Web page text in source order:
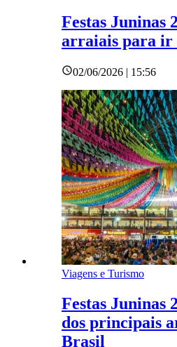
Festas Juninas
arraiais para ir
02/06/2026 | 15:56
Viagens e Turismo
Festas Juninas
dos principais
Brasil